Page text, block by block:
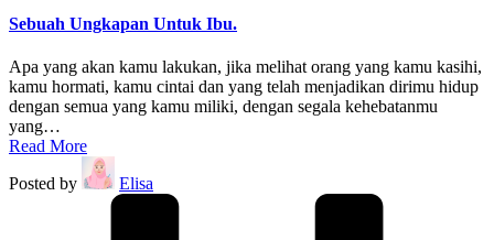
Sebuah Ungkapan Untuk Ibu.
Apa yang akan kamu lakukan, jika melihat orang yang kamu kasihi,
kamu hormati, kamu cintai dan yang telah menjadikan dirimu hidup
dengan semua yang kamu miliki, dengan segala kehebatanmu
yang…
Read More
Posted by
Elisa